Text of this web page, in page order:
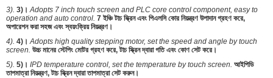
3). 3)। Adopts 7 inch touch screen and PLC core control component, easy to
operation and auto control. 7 ইঞ্চি টাচ স্ক্রিন এবং পিএলসি কোর নিয়ন্ত্রণ উপাদান গ্রহণ করে,
অপারেশন করা সহজ এবং স্বয়ংক্রিয় নিয়ন্ত্রণ।
4). 4)। Adopts high quality stepping motor, set the speed and angle by touch
screen. উচ্চ মানের স্টেপিং মোটর গ্রহণ করে, টাচ স্ক্রিন দ্বারা গতি এবং কোণ সেট করে।
5). 5)। IPD temperature control, set the temperature by touch screen. আইপিডি
তাপমাত্রা নিয়ন্ত্রণ, টাচ স্ক্রিন দ্বারা তাপমাত্রা সেট করুন।